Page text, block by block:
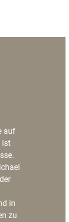
auf
ist
in
zu